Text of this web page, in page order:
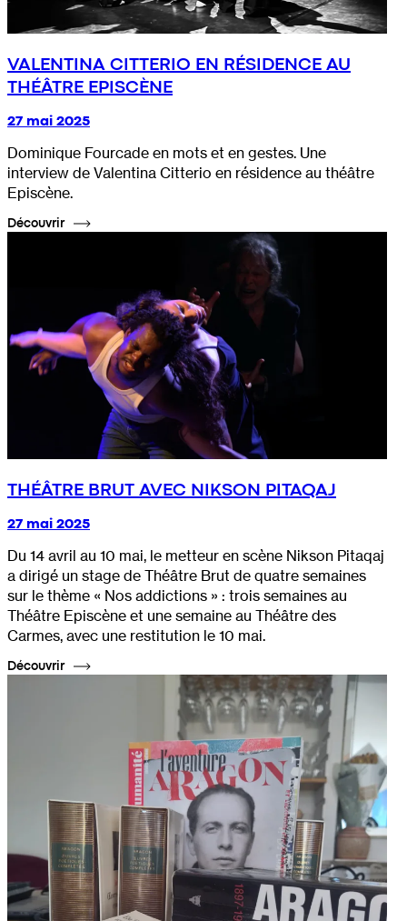
VALENTINA CITTERIO EN RÉSIDENCE AU
THÉÂTRE EPISCÈNE
27 mai 2025
Dominique Fourcade en mots et en gestes. Une
interview de Valentina Citterio en résidence au théâtre
Episcène.
Découvrir
THÉÂTRE BRUT AVEC NIKSON PITAQAJ
27 mai 2025
Du 14 avril au 10 mai, le metteur en scène Nikson Pitaqaj
a dirigé un stage de Théâtre Brut de quatre semaines
sur le thème « Nos addictions » : trois semaines au
Théâtre Episcène et une semaine au Théâtre des
Carmes, avec une restitution le 10 mai.
Découvrir